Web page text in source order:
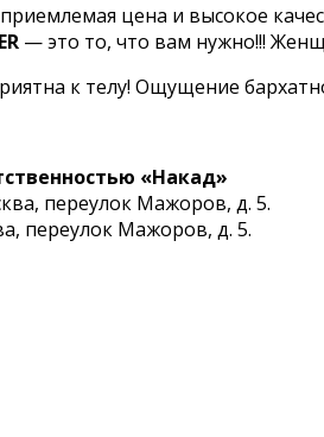
приемлемая цена и высокое
— это то, что вам нужно!!!
к телу! Ощущение
«Накад»
переулок Мажоров, д. 5.
переулок Мажоров, д. 5.